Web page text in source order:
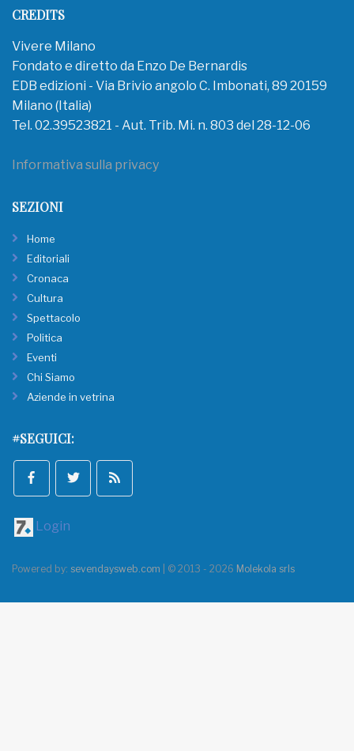
CREDITS
Vivere Milano
Fondato e diretto da Enzo De Bernardis
EDB edizioni - Via Brivio angolo C. Imbonati, 89 20159
Milano (Italia)
Tel. 02.39523821 - Aut. Trib. Mi. n. 803 del 28-12-06
Informativa sulla privacy
SEZIONI
Home
Editoriali
Cronaca
Cultura
Spettacolo
Politica
Eventi
Chi Siamo
Aziende in vetrina
#SEGUICI:
Login
Powered by: sevendaysweb.com | © 2013 - 2026 Molekola srls